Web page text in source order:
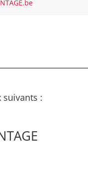
suivants :